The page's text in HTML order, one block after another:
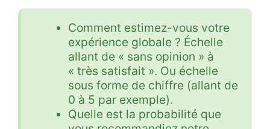
Comment estimez-vous votre
expérience globale ? Échelle
allant de « sans opinion » à
« très satisfait ». Ou échelle
sous forme de chiffre (allant de
0 à 5 par exemple).
Quelle est la probabilité que